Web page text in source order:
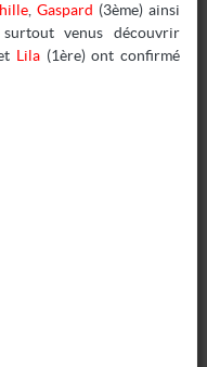
une activité
,Gaspard (3ème) ainsi
venus découvrir
Lila (1ère) ont confirmé